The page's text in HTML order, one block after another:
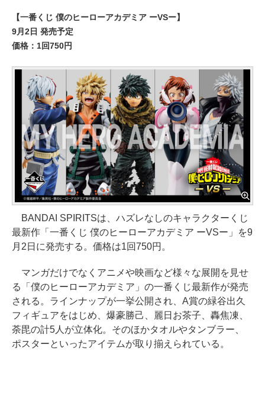
【一番くじ 僕のヒーローアカデミア ーVSー】
9月2日 発売予定
価格：1回750円
BANDAI SPIRITSは、ハズレなしのキャラクターくじ
最新作「一番くじ 僕のヒーローアカデミア ーVSー」を9
月2日に発売する。価格は1回750円。
マンガだけでなくアニメや映画など様々な展開を見せ
る「僕のヒーローアカデミア」の一番くじ最新作が発売
される。ラインナップが一挙公開され、A賞の緑谷出久
フィギュアをはじめ、爆豪勝己、麗日お茶子、轟焦凍、
荼毘の計5人が立体化。そのほかタオルやタンブラー、
ポスターといったアイテムが取り揃えられている。